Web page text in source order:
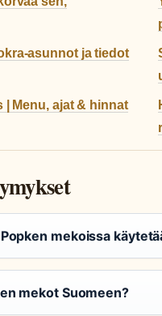
asunnot ja tiedot
| Menu, ajat & hinnat
mekoissa
mekot Suomeen?